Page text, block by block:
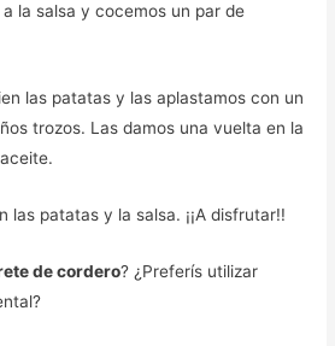
la salsa y cocemos un par de
las patatas y las aplastamos con un
trozos. Las damos una vuelta en la
las patatas y la salsa. ¡¡A disfrutar!!
de cordero? ¿Preferís utilizar